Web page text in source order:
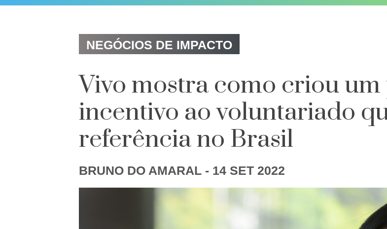
NEGÓCIOS DE IMPACTO
Vivo mostra como criou
incentivo ao voluntariado
referência no Brasil
BRUNO DO AMARAL - 14 SET 2022